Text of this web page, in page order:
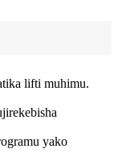
lifti muhimu.
yako